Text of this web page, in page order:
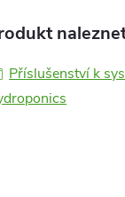
Příslušenství k